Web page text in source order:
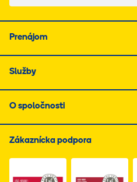
Prenájom
Služby
O spoločnosti
Zákaznícka podpora